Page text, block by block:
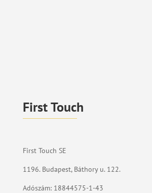
First Touch
First Touch SE
1196. Budapest, Báthory u. 122.
Adószám: 18844575-1-43